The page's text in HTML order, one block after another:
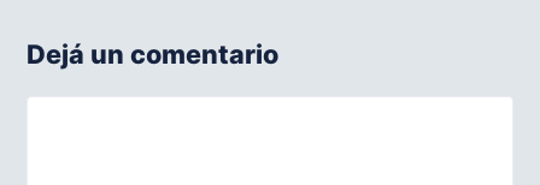
Dejá un comentario